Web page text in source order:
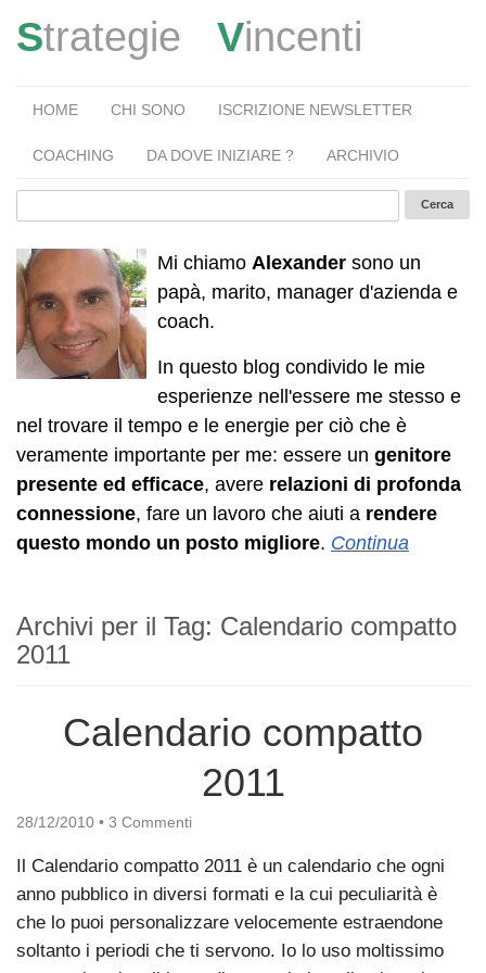
Strategie Vincenti
HOME CHI SONO ISCRIZIONE NEWSLETTER
COACHING DA DOVE INIZIARE ? ARCHIVIO
Mi chiamo Alexander sono un
papà, marito, manager d'azienda e
coach.
In questo blog condivido le mie
esperienze nell'essere me stesso e
nel trovare il tempo e le energie per ciò che è
veramente importante per me: essere un genitore
presente ed efficace, avere relazioni di profonda
connessione, fare un lavoro che aiuti a rendere
questo mondo un posto migliore. Continua
Archivi per il Tag: Calendario compatto
2011
Calendario compatto
2011
28/12/2010 • 3 Commenti
Il Calendario compatto 2011 è un calendario che ogni
anno pubblico in diversi formati e la cui peculiarità è
che lo puoi personalizzare velocemente estraendone
soltanto i periodi che ti servono. Io lo uso moltissimo